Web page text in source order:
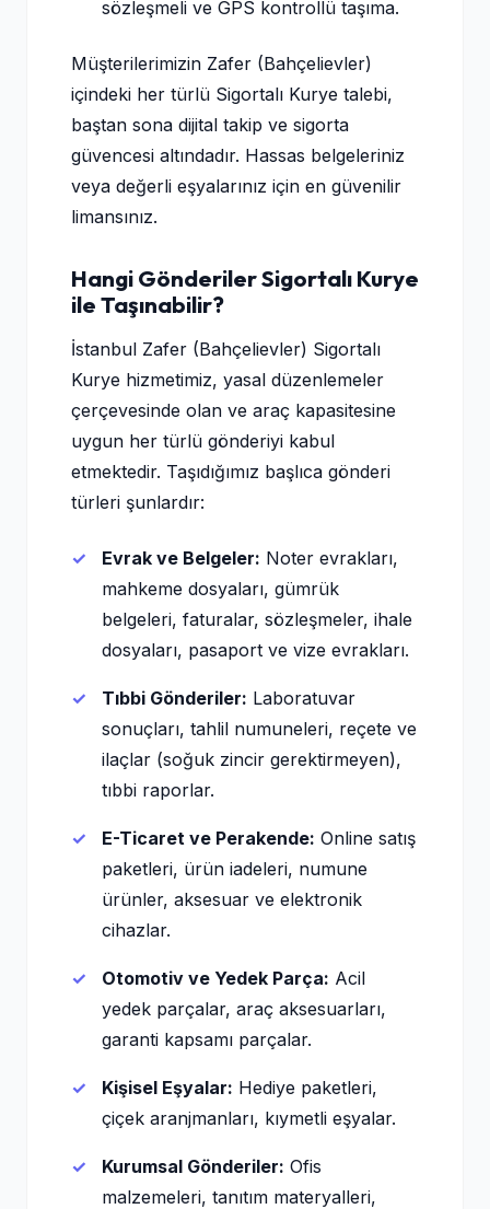
sözleşmeli ve GPS kontrollü taşıma.
Müşterilerimizin Zafer (Bahçelievler)
içindeki her türlü Sigortalı Kurye talebi,
baştan sona dijital takip ve sigorta
güvencesi altındadır. Hassas belgeleriniz
veya değerli eşyalarınız için en güvenilir
limansınız.
Hangi Gönderiler Sigortalı Kurye
ile Taşınabilir?
İstanbul Zafer (Bahçelievler) Sigortalı
Kurye hizmetimiz, yasal düzenlemeler
çerçevesinde olan ve araç kapasitesine
uygun her türlü gönderiyi kabul
etmektedir. Taşıdığımız başlıca gönderi
türleri şunlardır:
Evrak ve Belgeler: Noter evrakları,
mahkeme dosyaları, gümrük
belgeleri, faturalar, sözleşmeler, ihale
dosyaları, pasaport ve vize evrakları.
Tıbbi Gönderiler: Laboratuvar
sonuçları, tahlil numuneleri, reçete ve
ilaçlar (soğuk zincir gerektirmeyen),
tıbbi raporlar.
E-Ticaret ve Perakende: Online satış
paketleri, ürün iadeleri, numune
ürünler, aksesuar ve elektronik
cihazlar.
Otomotiv ve Yedek Parça: Acil
yedek parçalar, araç aksesuarları,
garanti kapsamı parçalar.
Kişisel Eşyalar: Hediye paketleri,
çiçek aranjmanları, kıymetli eşyalar.
Kurumsal Gönderiler: Ofis
malzemeleri, tanıtım materyalleri,